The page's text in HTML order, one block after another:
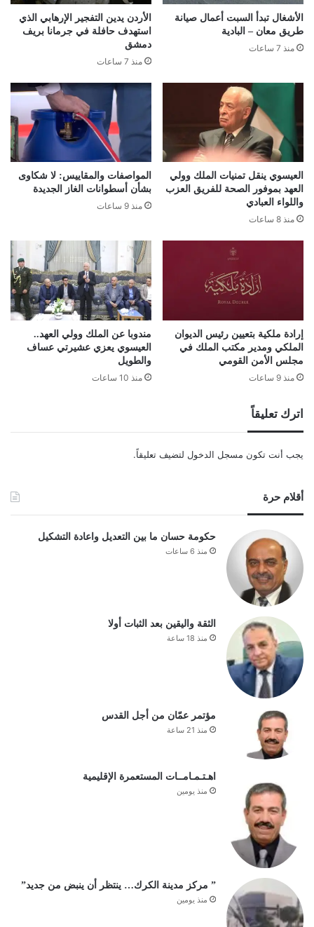
الأشغال تبدأ السبت أعمال صيانة
طريق معان – البادية
منذ 7 ساعات
الأردن يدين التفجير الإرهابي الذي
استهدف حافلة في جرمانا بريف
دمشق
منذ 7 ساعات
العيسوي ينقل تمنيات الملك وولي
العهد بموفور الصحة للفريق العزب
واللواء العبادي
منذ 8 ساعات
المواصفات والمقاييس: لا شكاوى
بشأن أسطوانات الغاز الجديدة
منذ 9 ساعات
إرادة ملكية بتعيين رئيس الديوان
الملكي ومدير مكتب الملك في
مجلس الأمن القومي
منذ 9 ساعات
مندوبا عن الملك وولي العهد..
العيسوي يعزي عشيرتي عساف
والطويل
منذ 10 ساعات
اترك تعليقاً
يجب أنت تكون مسجل الدخول لتضيف تعليقاً.
أقلام حرة
حكومة حسان ما بين التعديل واعادة التشكيل
منذ 6 ساعات
الثقة واليقين بعد الثبات أولا
منذ 18 ساعة
مؤتمر عمّان من أجل القدس
منذ 21 ساعة
اهـتـمـامــات المستعمرة الإقليمية
منذ يومين
” مركز مدينة الكرك… ينتظر أن ينبض من جديد”
منذ يومين